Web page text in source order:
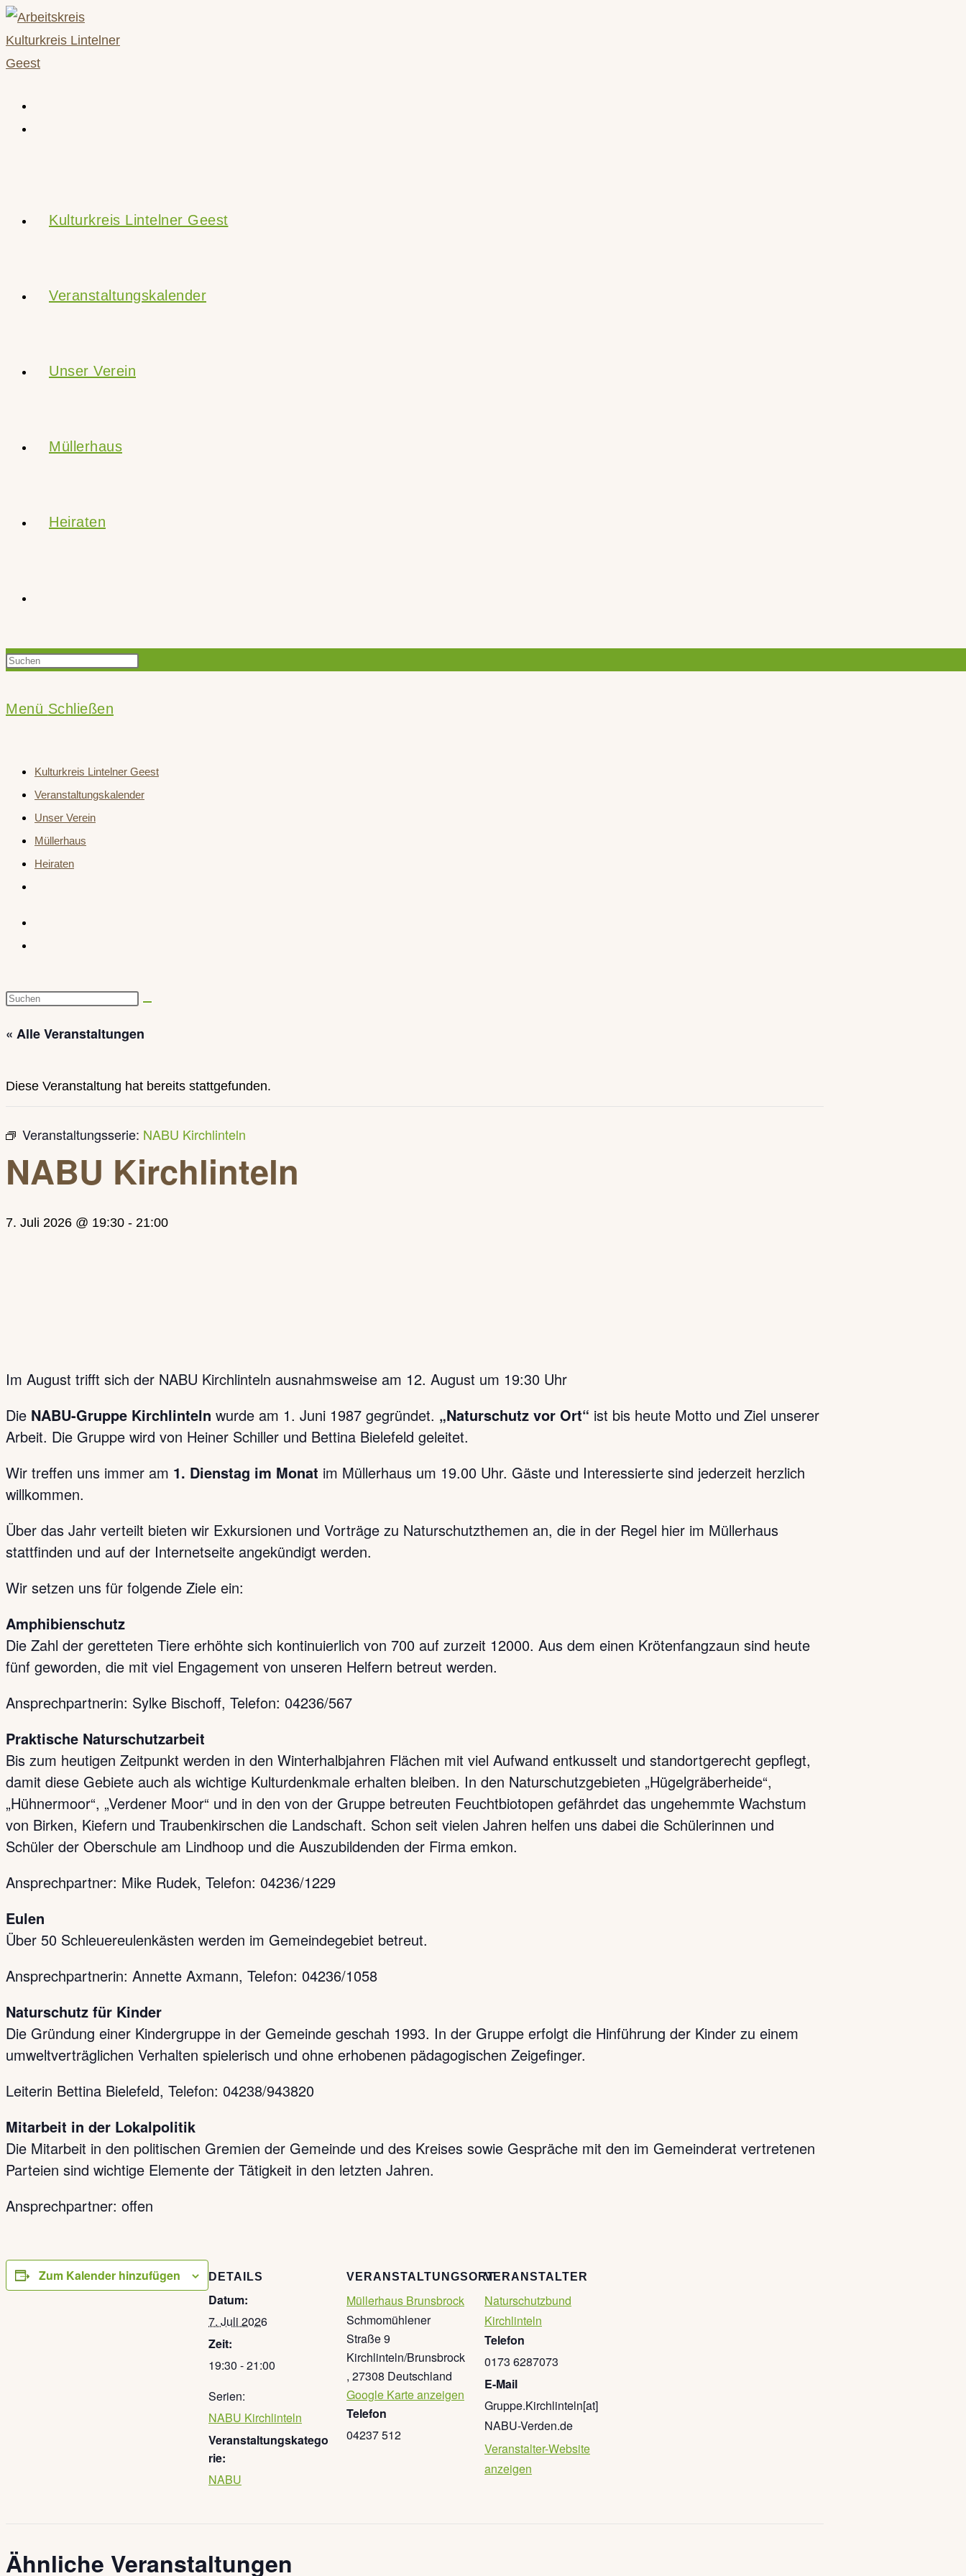
Zum
Inhalt
springen
Kulturkreis Lintelner Geest
Veranstaltungskalender
Unser Verein
Müllerhaus
Heiraten
Suche
Press
search
panel.
Menü Schließen
Kulturkreis Lintelner Geest
Veranstaltungskalender
Unser Verein
Müllerhaus
Heiraten
Diese
durchsuchen
« Alle Veranstaltungen
Diese Veranstaltung hat bereits stattgefunden.
Veranstaltungsserie: NABU Kirchlinteln
NABU Kirchlinteln
7. Juli 2026 @ 19:30 - 21:00
Im August trifft sich der NABU Kirchlinteln ausnahmsweise am 12. August um 19:30 Uhr
Die NABU-Gruppe Kirchlinteln wurde am 1. Juni 1987 gegründet. „Naturschutz vor Ort“ ist bis heute Motto und Ziel unserer
Arbeit. Die Gruppe wird von Heiner Schiller und Bettina Bielefeld geleitet.
Wir treffen uns immer am 1. Dienstag im Monat im Müllerhaus um 19.00 Uhr. Gäste und Interessierte sind jederzeit herzlich
willkommen.
Über das Jahr verteilt bieten wir Exkursionen und Vorträge zu Naturschutzthemen an, die in der Regel hier im Müllerhaus
stattfinden und auf der Internetseite angekündigt werden.
Wir setzen uns für folgende Ziele ein:
Amphibienschutz
Die Zahl der geretteten Tiere erhöhte sich kontinuierlich von 700 auf zurzeit 12000. Aus dem einen Krötenfangzaun sind heute
fünf geworden, die mit viel Engagement von unseren Helfern betreut werden.
Ansprechpartnerin: Sylke Bischoff, Telefon: 04236/567
Praktische Naturschutzarbeit
Bis zum heutigen Zeitpunkt werden in den Winterhalbjahren Flächen mit viel Aufwand entkusselt und standortgerecht gepflegt,
damit diese Gebiete auch als wichtige Kulturdenkmale erhalten bleiben. In den Naturschutzgebieten „Hügelgräberheide“,
„Hühnermoor“, „Verdener Moor“ und in den von der Gruppe betreuten Feuchtbiotopen gefährdet das ungehemmte Wachstum
von Birken, Kiefern und Traubenkirschen die Landschaft. Schon seit vielen Jahren helfen uns dabei die Schülerinnen und
Schüler der Oberschule am Lindhoop und die Auszubildenden der Firma emkon.
Ansprechpartner: Mike Rudek, Telefon: 04236/1229
Eulen
Über 50 Schleuereulenkästen werden im Gemeindegebiet betreut.
Ansprechpartnerin: Annette Axmann, Telefon: 04236/1058
Naturschutz für Kinder
Die Gründung einer Kindergruppe in der Gemeinde geschah 1993. In der Gruppe erfolgt die Hinführung der Kinder zu einem
umweltverträglichen Verhalten spielerisch und ohne erhobenen pädagogischen Zeigefinger.
Leiterin Bettina Bielefeld, Telefon: 04238/943820
Mitarbeit in der Lokalpolitik
Die Mitarbeit in den politischen Gremien der Gemeinde und des Kreises sowie Gespräche mit den im Gemeinderat vertretenen
Parteien sind wichtige Elemente der Tätigkeit in den letzten Jahren.
Ansprechpartner: offen
Zum Kalender hinzufügen DETAILS
Datum:
7. Juli 2026
Zeit:
19:30 - 21:00
Serien:
NABU Kirchlinteln
Veranstaltungskatego
rie:
NABU
VERANSTALTUNGSORT
Müllerhaus Brunsbrock
Schmomühlener
Straße 9
Kirchlinteln/Brunsbrock
, 27308 Deutschland
Google Karte anzeigen
Telefon
04237 512
VERANSTALTER
Naturschutzbund
Kirchlinteln
Telefon
0173 6287073
E-Mail
Gruppe.Kirchlinteln[at]
NABU-Verden.de
Veranstalter-Website
anzeigen
Ähnliche Veranstaltungen